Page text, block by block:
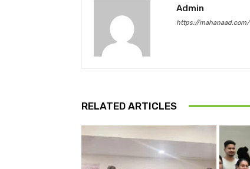
Admin
https://mahanaad.com/
RELATED ARTICLES